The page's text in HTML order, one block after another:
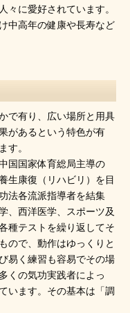
々に愛好されています。
中高年の健康や長寿など
で有り、広い場所と用具
があるという特色が有
す。
国国家体育総局主導の
生康復（リハビリ）を目
法各流派指導者を結集
、西洋医学、スポーツ及
種テストを繰り返してそ
ので、動作はゆっくりと
易く練習も容易でその場
くの気功実践者によっ
います。その基本は「調